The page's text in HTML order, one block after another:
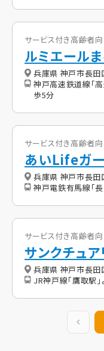
サービス付き高齢者
ルミエール
兵庫県 神戸市長
神戸高速鉄道線「
歩5分
サービス付き高齢者
あいLifeガ
兵庫県 神戸市長
神戸電鉄有馬線「
サービス付き高齢者
サンクチュ
兵庫県 神戸市長
JR神戸線「鷹取駅
前